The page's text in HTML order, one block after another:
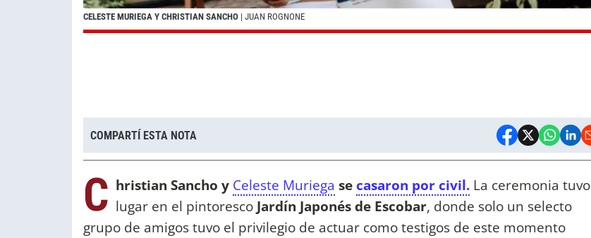
CELESTE MURIEGA Y CHRISTIAN SANCHO | JUAN ROGNONE
COMPARTÍ ESTA NOTA
C hristian Sancho y Celeste Muriega se casaron por civil. La ceremonia tuvo
lugar en el pintoresco Jardín Japonés de Escobar, donde solo un selecto
grupo de amigos tuvo el privilegio de actuar como testigos de este momento